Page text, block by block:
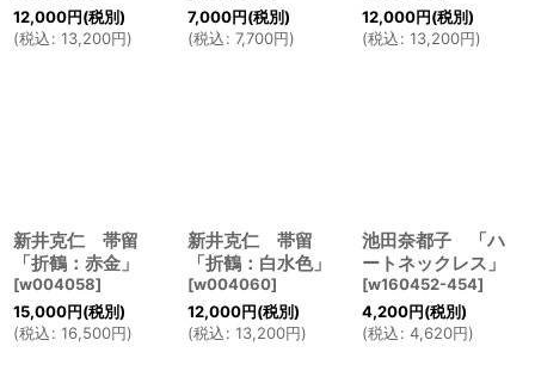
12,000円(税別)
(税込: 13,200円)
7,000円(税別)
(税込: 7,700円)
12,000円(税別)
(税込: 13,200円)
新井克仁 帯留
「折鶴：赤金」
[w004058]
15,000円(税別)
(税込: 16,500円)
新井克仁 帯留
「折鶴：白水色」
[w004060]
12,000円(税別)
(税込: 13,200円)
池田奈都子 「ハ
ートネックレス」
[w160452-454]
4,200円(税別)
(税込: 4,620円)